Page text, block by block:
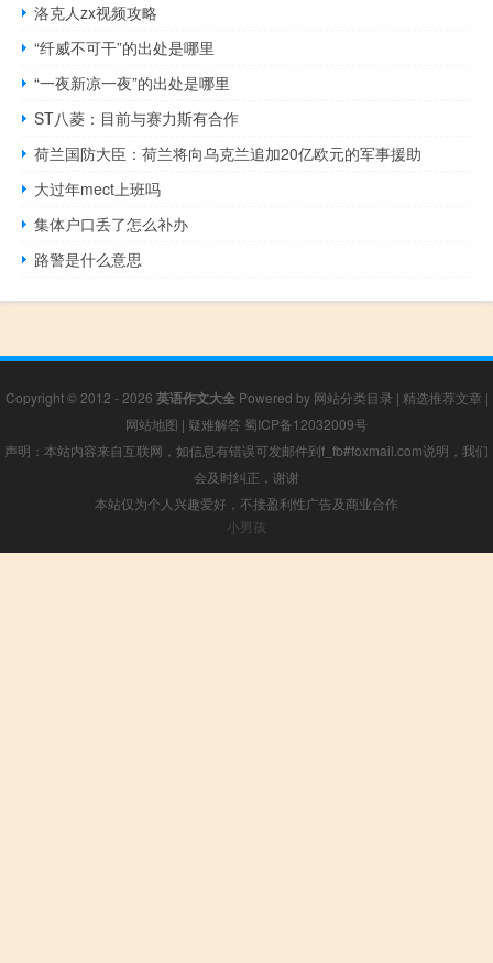
洛克人zx视频攻略
“纤威不可干”的出处是哪里
“一夜新凉一夜”的出处是哪里
ST八菱：目前与赛力斯有合作
荷兰国防大臣：荷兰将向乌克兰追加20亿欧元的军事援助
大过年mect上班吗
集体户口丢了怎么补办
路警是什么意思
Copyright © 2012 - 2026 英语作文大全Powered by 网站分类目录 | 精选推荐文章 |
网站地图 | 疑难解答 蜀ICP备12032009号
声明：本站内容来自互联网，如信息有错误可发邮件到f_fb#foxmail.com说明，我们
会及时纠正，谢谢
本站仅为个人兴趣爱好，不接盈利性广告及商业合作
小男孩